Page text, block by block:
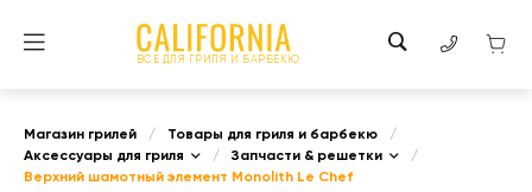
ВСЕ ДЛЯ ГРИЛЯ И БАРБЕКЮ
Магазин грилей / Товары для гриля и барбекю
/
Аксессуары для гриля
/ Запчасти & решетки
/
Верхний шамотный элемент Monolith Le Chef